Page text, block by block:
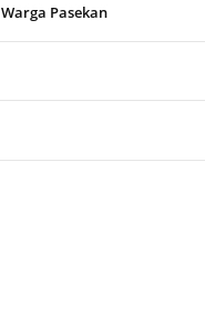
Warga Pasekan